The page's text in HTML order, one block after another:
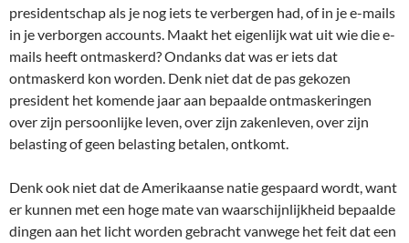
presidentschap als je nog iets te verbergen had, of in je e-mails
in je verborgen accounts. Maakt het eigenlijk wat uit wie die e-
mails heeft ontmaskerd? Ondanks dat was er iets dat
ontmaskerd kon worden. Denk niet dat de pas gekozen
president het komende jaar aan bepaalde ontmaskeringen
over zijn persoonlijke leven, over zijn zakenleven, over zijn
belasting of geen belasting betalen, ontkomt.
Denk ook niet dat de Amerikaanse natie gespaard wordt, want
er kunnen met een hoge mate van waarschijnlijkheid bepaalde
dingen aan het licht worden gebracht vanwege het feit dat een